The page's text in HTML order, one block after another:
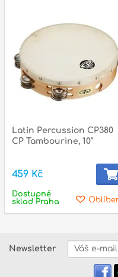
Latin Percussion CP380
CP Tambourine, 10"
459 Kč
Dostupné
sklad Praha
Newsletter